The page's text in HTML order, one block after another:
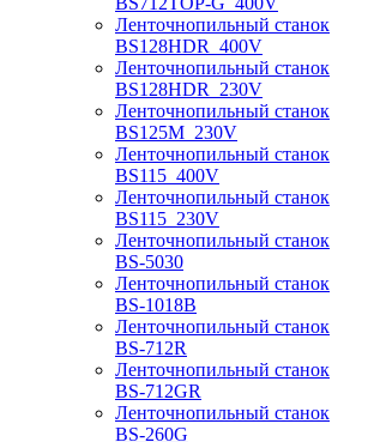
Ленточнопильный станок
BS128HDR_400V
Ленточнопильный станок
BS128HDR_230V
Ленточнопильный станок
BS125M_230V
Ленточнопильный станок
BS115_400V
Ленточнопильный станок
BS115_230V
Ленточнопильный станок
BS-5030
Ленточнопильный станок
BS-1018B
Ленточнопильный станок
BS-712R
Ленточнопильный станок
BS-712GR
Ленточнопильный станок
BS-260G